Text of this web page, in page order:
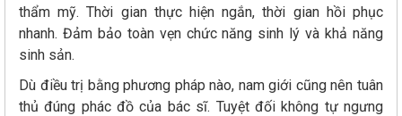
thẩm mỹ. Thời gian thực hiện ngắn, thời gian hồi phục
nhanh. Đảm bảo toàn vẹn chức năng sinh lý và khả năng
sinh sản.
Dù điều trị bằng phương pháp nào, nam giới cũng nên tuân
thủ đúng phác đồ của bác sĩ. Tuyệt đối không tự ngưng